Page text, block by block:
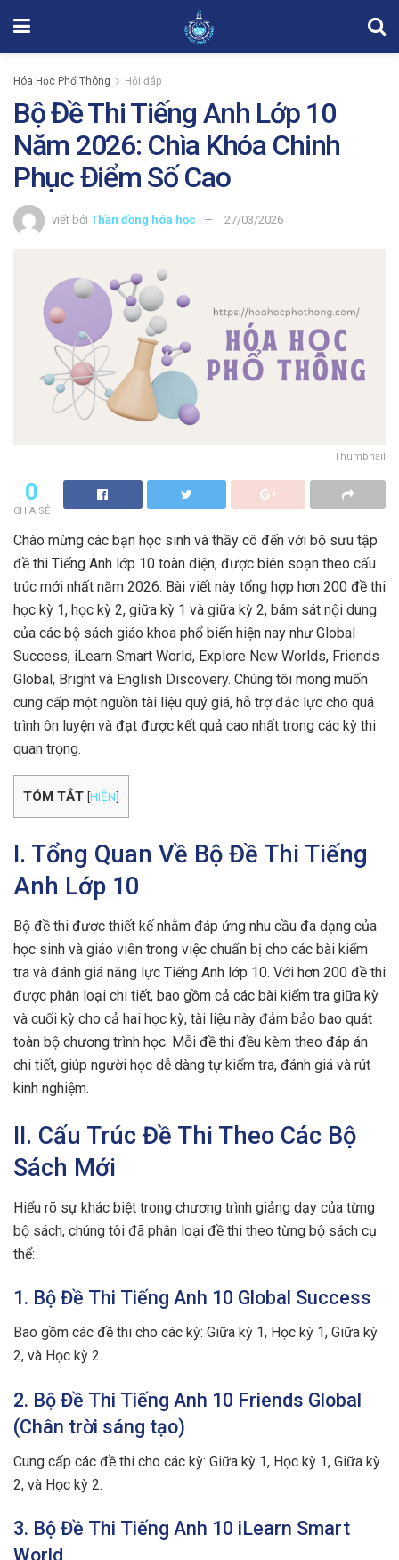
Hóa Học Phổ Thông Hỏi đáp
Bộ Đề Thi Tiếng Anh Lớp 10
Năm 2026: Chìa Khóa Chinh
Phục Điểm Số Cao
viết bởi Thần đồng hóa học 27/03/2026
Thumbnail
0
CHIA SẺ
Chào mừng các bạn học sinh và thầy cô đến với bộ sưu tập
đề thi Tiếng Anh lớp 10 toàn diện, được biên soạn theo cấu
trúc mới nhất năm 2026. Bài viết này tổng hợp hơn 200 đề thi
học kỳ 1, học kỳ 2, giữa kỳ 1 và giữa kỳ 2, bám sát nội dung
của các bộ sách giáo khoa phổ biến hiện nay như Global
Success, iLearn Smart World, Explore New Worlds, Friends
Global, Bright và English Discovery. Chúng tôi mong muốn
cung cấp một nguồn tài liệu quý giá, hỗ trợ đắc lực cho quá
trình ôn luyện và đạt được kết quả cao nhất trong các kỳ thi
quan trọng.
TÓM TẮT [HIỆN]
I. Tổng Quan Về Bộ Đề Thi Tiếng
Anh Lớp 10
Bộ đề thi được thiết kế nhằm đáp ứng nhu cầu đa dạng của
học sinh và giáo viên trong việc chuẩn bị cho các bài kiểm
tra và đánh giá năng lực Tiếng Anh lớp 10. Với hơn 200 đề thi
được phân loại chi tiết, bao gồm cả các bài kiểm tra giữa kỳ
và cuối kỳ cho cả hai học kỳ, tài liệu này đảm bảo bao quát
toàn bộ chương trình học. Mỗi đề thi đều kèm theo đáp án
chi tiết, giúp người học dễ dàng tự kiểm tra, đánh giá và rút
kinh nghiệm.
II. Cấu Trúc Đề Thi Theo Các Bộ
Sách Mới
Hiểu rõ sự khác biệt trong chương trình giảng dạy của từng
bộ sách, chúng tôi đã phân loại đề thi theo từng bộ sách cụ
thể:
1. Bộ Đề Thi Tiếng Anh 10 Global Success
Bao gồm các đề thi cho các kỳ: Giữa kỳ 1, Học kỳ 1, Giữa kỳ
2, và Học kỳ 2.
2. Bộ Đề Thi Tiếng Anh 10 Friends Global
(Chân trời sáng tạo)
Cung cấp các đề thi cho các kỳ: Giữa kỳ 1, Học kỳ 1, Giữa kỳ
2, và Học kỳ 2.
3. Bộ Đề Thi Tiếng Anh 10 iLearn Smart
World